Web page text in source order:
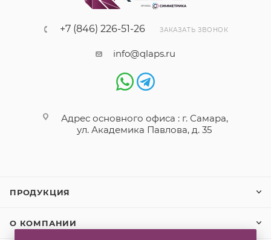
+7 (846) 226-51-26 ЗАКАЗАТЬ ЗВОНОК
info@qlaps.ru
Адрес основного офиса : г. Самара,
ул. Академика Павлова, д. 35
ПРОДУКЦИЯ
О КОМПАНИИ